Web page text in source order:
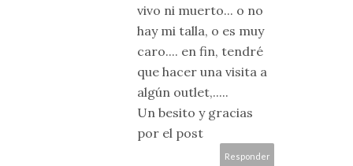
vivo ni muerto... o no
hay mi talla, o es muy
caro.... en fin, tendré
que hacer una visita a
algún outlet,.....
Un besito y gracias
por el post
Responder